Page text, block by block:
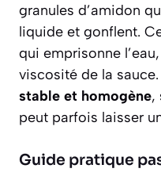
granules d’amidon
liquide et gonflent.
qui emprisonne
viscosité de la sauce
stable et homogène,
peut parfois laisser
Guide pratique